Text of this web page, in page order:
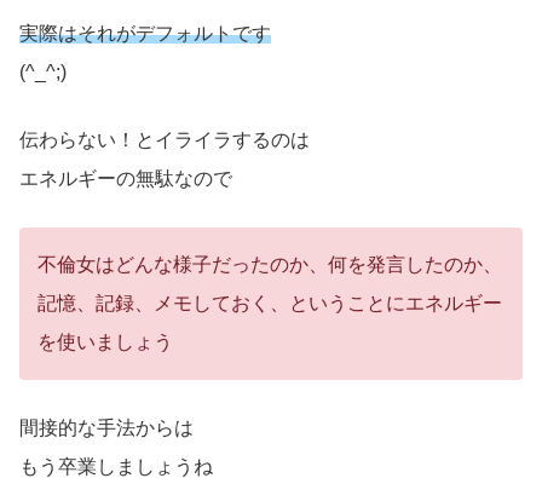
実際はそれがデフォルトです
(^_^;)
伝わらない！とイライラするのは
エネルギーの無駄なので
不倫女はどんな様子だったのか、何を発言したのか、
記憶、記録、メモしておく、ということにエネルギー
を使いましょう
間接的な手法からは
もう卒業しましょうね